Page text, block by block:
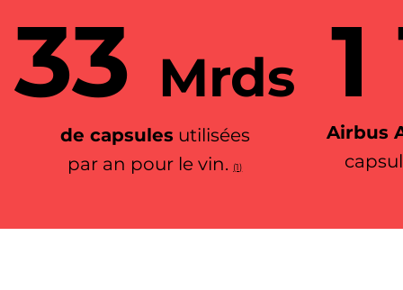
33 Mrds
de capsules utilisées
par an pour le vin. (1)
Airbus